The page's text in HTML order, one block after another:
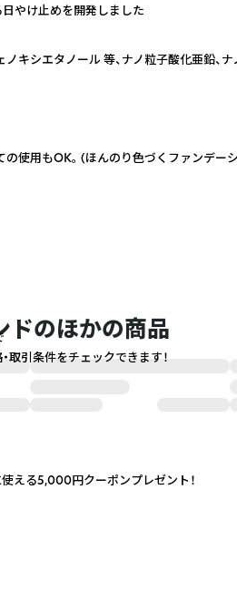
やけ止めを開発しました
キシエタノール 等、ナノ粒子酸化亜鉛、
使用もOK。 (ほんのり色づくファンデー
ドのほかの商品
取引条件をチェックできます！
える5,000円クーポンプレゼント！